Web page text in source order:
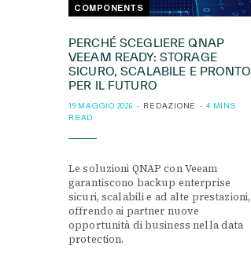
COMPONENTS
PERCHÉ SCEGLIERE QNAP
VEEAM READY: STORAGE
SICURO, SCALABILE E PRONTO
PER IL FUTURO
19 MAGGIO 2026 REDAZIONE
4 MINS
READ
Le soluzioni QNAP con Veeam
garantiscono backup enterprise
sicuri, scalabili e ad alte prestazioni,
offrendo ai partner nuove
opportunità di business nella data
protection.